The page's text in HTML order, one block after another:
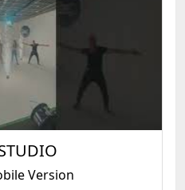
Version